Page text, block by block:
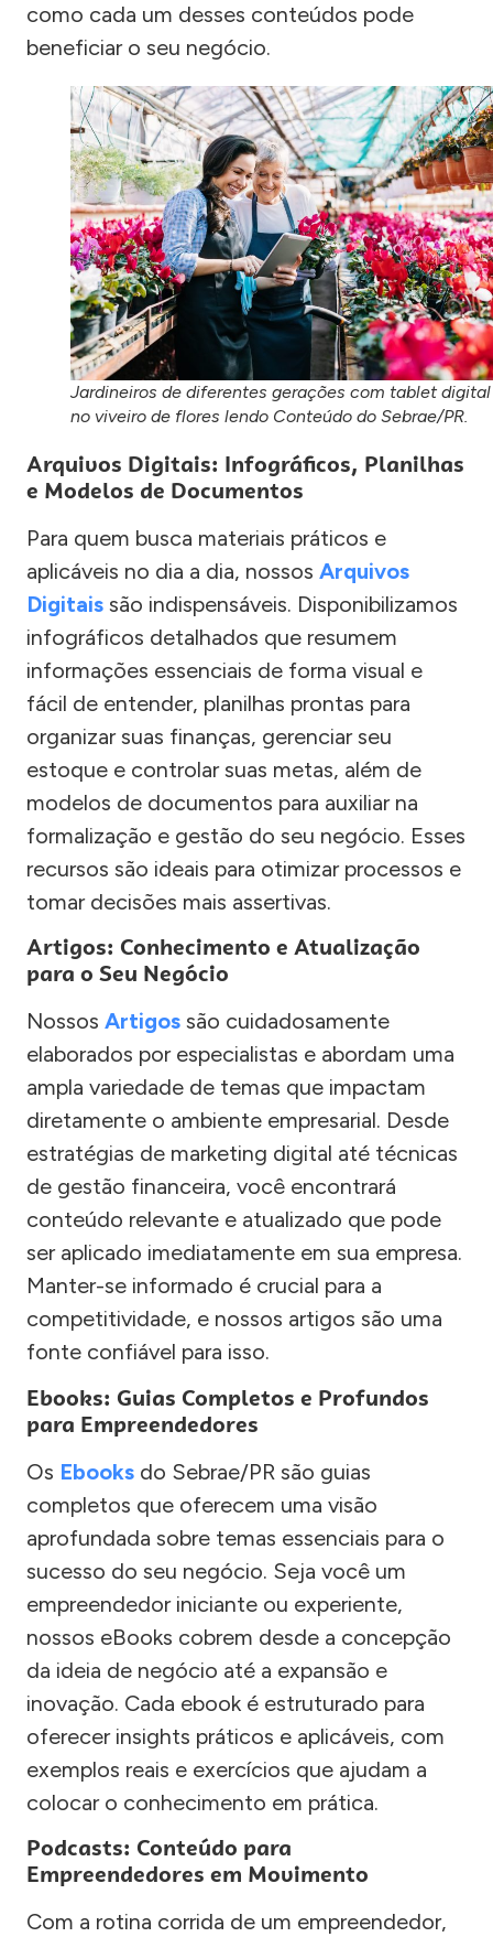
como cada um desses conteúdos pode
beneficiar o seu negócio.
Jardineiros de diferentes gerações com tablet digital
no viveiro de flores lendo Conteúdo do Sebrae/PR.
Arquivos Digitais: Infográficos, Planilhas
e Modelos de Documentos
Para quem busca materiais práticos e
aplicáveis no dia a dia, nossos Arquivos
Digitais são indispensáveis. Disponibilizamos
infográficos detalhados que resumem
informações essenciais de forma visual e
fácil de entender, planilhas prontas para
organizar suas finanças, gerenciar seu
estoque e controlar suas metas, além de
modelos de documentos para auxiliar na
formalização e gestão do seu negócio. Esses
recursos são ideais para otimizar processos e
tomar decisões mais assertivas.
Artigos: Conhecimento e Atualização
para o Seu Negócio
Nossos Artigos são cuidadosamente
elaborados por especialistas e abordam uma
ampla variedade de temas que impactam
diretamente o ambiente empresarial. Desde
estratégias de marketing digital até técnicas
de gestão financeira, você encontrará
conteúdo relevante e atualizado que pode
ser aplicado imediatamente em sua empresa.
Manter-se informado é crucial para a
competitividade, e nossos artigos são uma
fonte confiável para isso.
Ebooks: Guias Completos e Profundos
para Empreendedores
Os Ebooks do Sebrae/PR são guias
completos que oferecem uma visão
aprofundada sobre temas essenciais para o
sucesso do seu negócio. Seja você um
empreendedor iniciante ou experiente,
nossos eBooks cobrem desde a concepção
da ideia de negócio até a expansão e
inovação. Cada ebook é estruturado para
oferecer insights práticos e aplicáveis, com
exemplos reais e exercícios que ajudam a
colocar o conhecimento em prática.
Podcasts: Conteúdo para
Empreendedores em Movimento
Com a rotina corrida de um empreendedor,